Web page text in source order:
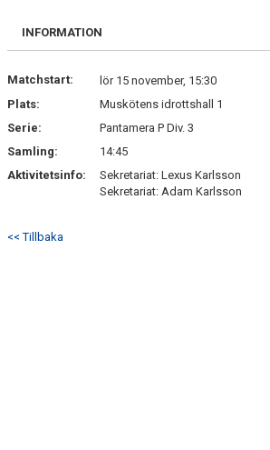
DOKUMENT
INFORMATION
Matchstart:
lör 15 november, 15:30
Plats:
Muskötens idrottshall 1
Serie:
Pantamera P Div. 3
Samling:
14:45
Aktivitetsinfo:
Sekretariat: Lexus Karlsson
Sekretariat: Adam Karlsson
<< Tillbaka